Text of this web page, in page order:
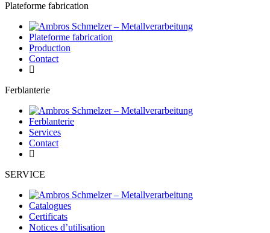
Plateforme fabrication
Plateforme fabrication
Production
Contact
Ferblanterie
Ferblanterie
Services
Contact
SERVICE
Catalogues
Certificats
Notices d’utilisation